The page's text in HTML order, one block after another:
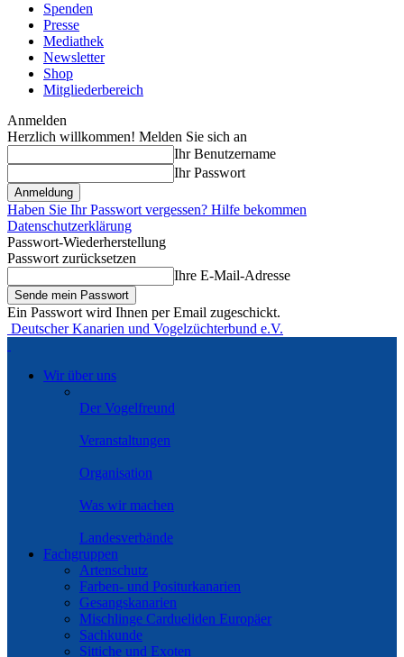
Spenden
Presse
Mediathek
Newsletter
Shop
Mitgliederbereich
Anmelden
Herzlich willkommen! Melden Sie sich an
Ihr Benutzername
Ihr Passwort
Haben Sie Ihr Passwort vergessen? Hilfe bekommen
Datenschutzerklärung
Passwort-Wiederherstellung
Passwort zurücksetzen
Ihre E-Mail-Adresse
Ein Passwort wird Ihnen per Email zugeschickt.
Deutscher Kanarien und Vogelzüchterbund e.V.
Wir über uns
Der Vogelfreund
Veranstaltungen
Organisation
Was wir machen
Landesverbände
Fachgruppen
Artenschutz
Farben- und Positurkanarien
Gesangskanarien
Mischlinge Cardueliden Europäer
Sachkunde
Sittiche und Exoten